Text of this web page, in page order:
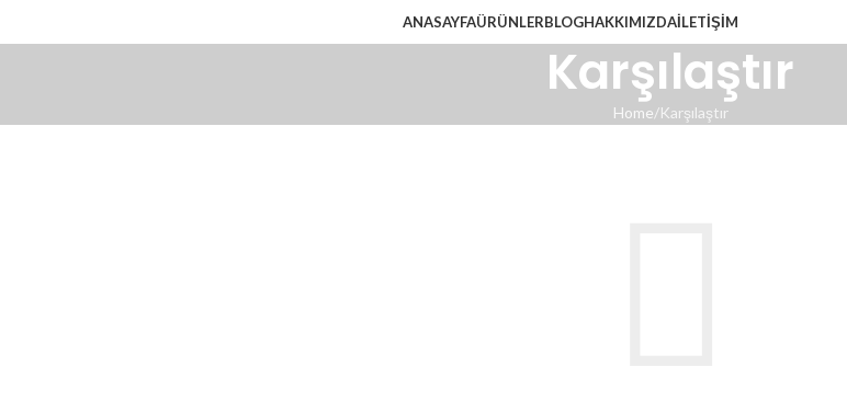
ANASAYFAÜRÜNLERBLOGHAKKIMIZDAİLETIŞIM
Karşılaştır
Home Karşılaştır